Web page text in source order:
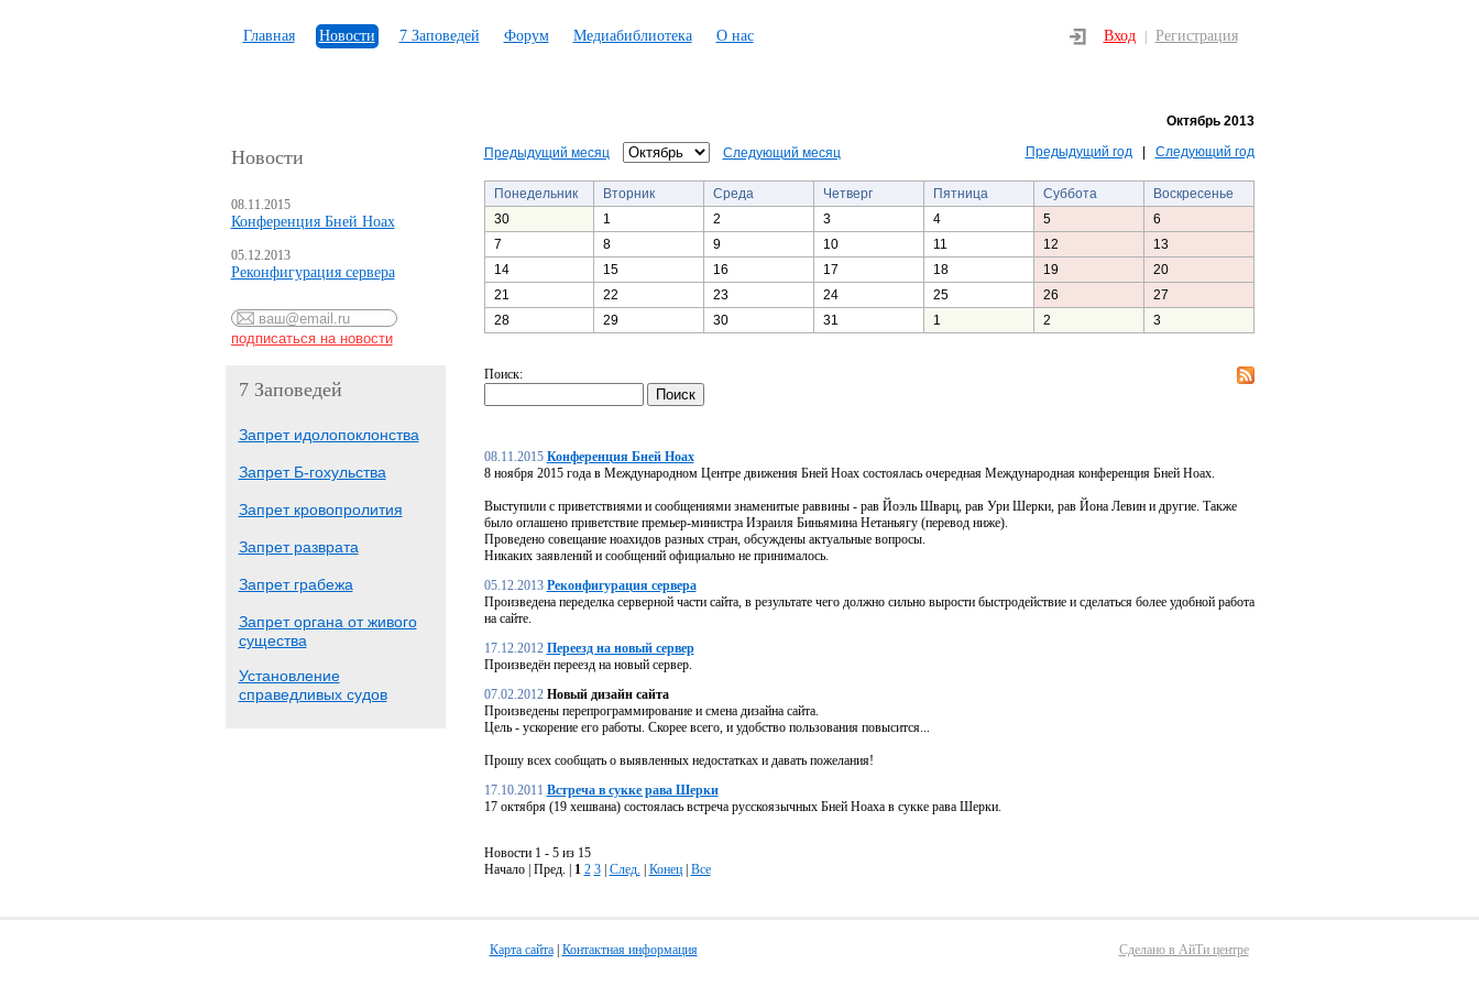
Главная Новости 7 Заповедей Форум Медиабиблиотека О нас Вход Регистрация
Новости
08.11.2015
Конференция Бней Ноах
05.12.2013
Реконфигурация сервера
7 Заповедей
Запрет идолопоклонства
Запрет Б-гохульства
Запрет кровопролития
Запрет разврата
Запрет грабежа
Запрет органа от живого
существа
Установление
справедливых судов
Октябрь 2013
Предыдущий месяц Следующий месяц Предыдущий год| Следующий год
Понедельник Вторник Среда Четверг Пятница Суббота
Воскресенье
30
1 2 3 4 5
6
7
8 9 10 11 12
13
14
15 16 17 18 19
20
21
22 23 24 25 26
27
28
29 30 31 1 2 3
Поиск:
08.11.2015 Конференция Бней Ноах
8 ноября 2015 года в Международном Центре движения Бней Ноах состоялась очередная Международная конференция Бней Ноах.
Выступили с приветствиями и сообщениями знаменитые раввины - рав Йоэль Шварц, рав Ури Шерки, рав Йона Левин и другие. Также
было оглашено приветствие премьер-министра Израиля Биньямина Нетаньягу (перевод ниже).
Проведено совещание ноахидов разных стран, обсуждены актуальные вопросы.
Никаких заявлений и сообщений официально не принималось.
05.12.2013 Реконфигурация сервера
Произведена переделка серверной части сайта, в результате чего должно сильно вырости быстродействие и сделаться более удобной работа
на сайте.
17.12.2012 Переезд на новый сервер
Произведён переезд на новый сервер.
07.02.2012 Новый дизайн сайта
Произведены перепрограммирование и смена дизайна сайта.
Цель - ускорение его работы. Скорее всего, и удобство пользования повысится...
Прошу всех сообщать о выявленных недостатках и давать пожелания!
17.10.2011 Встреча в сукке рава Шерки
17 октября (19 хешвана) состоялась встреча русскоязычных Бней Ноаха в сукке рава Шерки.
Новости 1 - 5 из 15
Начало | Пред. |
1 2 3| След. Конец Все
Карта сайта| Контактная информация Сделано в АйТи центре